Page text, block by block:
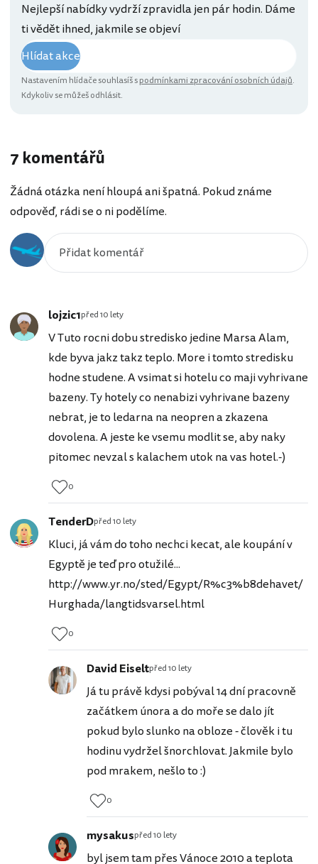
Nejlepší nabídky vydrží zpravidla jen pár hodin. Dáme
ti vědět ihned, jakmile se objeví
Hlídat akce
Nastavením hlídače souhlasíš spodmínkami zpracování osobních údajů.
Kdykoliv se můžeš odhlásit.
7 komentářů
Žádná otázka není hloupá ani špatná. Pokud známe
odpověď, rádi se o ni podělíme.
lojzic1před 10 lety
V Tuto rocni dobu stredisko jedine Marsa Alam,
kde byva jakz takz teplo. More i tomto stredisku
hodne studene. A vsimat si hotelu co maji vyhrivane
bazeny. Ty hotely co nenabizi vyhrivane bazeny
nebrat, je to ledarna na neopren a zkazena
dovolena. A jeste ke vsemu modlit se, aby naky
pitomec nevzal s kalachem utok na vas hotel.-)
0
TenderDpřed 10 lety
Kluci, já vám do toho nechci kecat, ale koupání v
Egyptě je teď pro otužilé...
http://www.yr.no/sted/Egypt/R%c3%b8dehavet/
Hurghada/langtidsvarsel.html
0
David Eiseltpřed 10 lety
Já tu právě kdysi pobýval 14 dní pracovně
začátkem února a do moře se dalo jít
pokud bylo slunko na obloze - člověk i tu
hodinu vydržel šnorchlovat. Jakmile bylo
pod mrakem, nešlo to :)
0
mysakuspřed 10 lety
byl jsem tam přes Vánoce 2010 a teplota